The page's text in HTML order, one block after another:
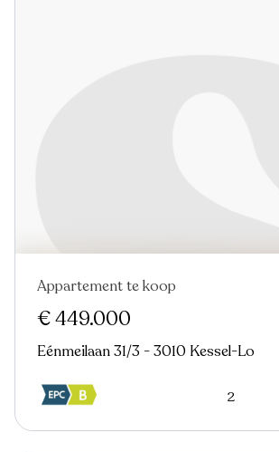
Appartement te koop
€ 449.000
Eénmeilaan 31/3 - 3010 Kessel-Lo
2